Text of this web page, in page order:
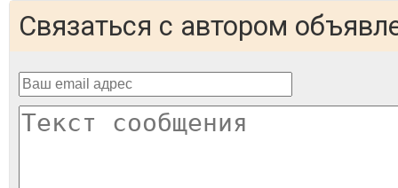
Связаться с автором